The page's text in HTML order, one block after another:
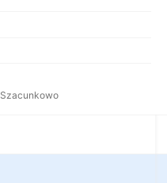
Szacunkowo